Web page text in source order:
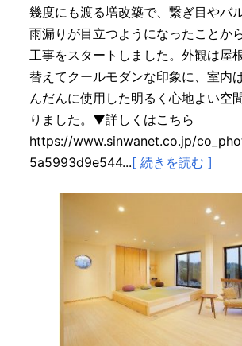
幾度にも渡る増改築で、繋ぎ目やバ
雨漏りが目立つようになったことか
工事をスタートしました。外観は屋
替えてクールモダンな印象に、室内
んだんに使用した明るく心地よい空
りました。▼詳しくはこちら
https://www.sinwanet.co.jp/
5a5993d9e544...[ 続きを読む ]